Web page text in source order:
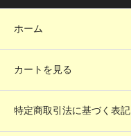
ホーム
カートを見る
特定商取引法に基づく表記